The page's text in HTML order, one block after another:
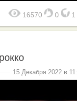
16570 0 1
15 Декабря 2022 в